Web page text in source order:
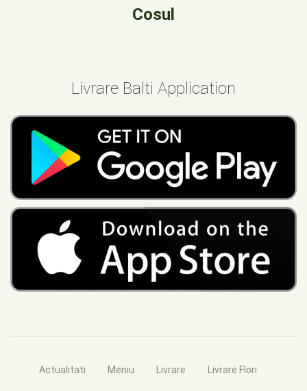
Cosul
Livrare Balti Application
Actualitati Meniu Livrare Livrare Flori